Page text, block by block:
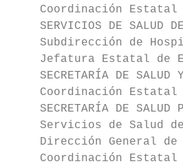
Coordinación Estatal
SERVICIOS DE SALUD
Subdirección de
Jefatura Estatal de
SECRETARÍA DE SALUD
Coordinación Estatal
SECRETARÍA DE SALUD
Servicios de Salud
Dirección General
Coordinación Estatal